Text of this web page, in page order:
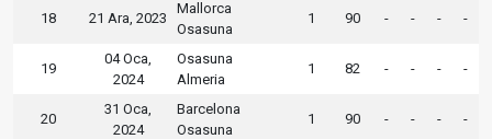
18 21 Ara, 2023
Mallorca
Osasuna
1 90 - - - -
19
04 Oca,
2024
Osasuna
Almeria
1 82 - - - -
20
31 Oca,
2024
Barcelona
Osasuna
1 90 - - - -